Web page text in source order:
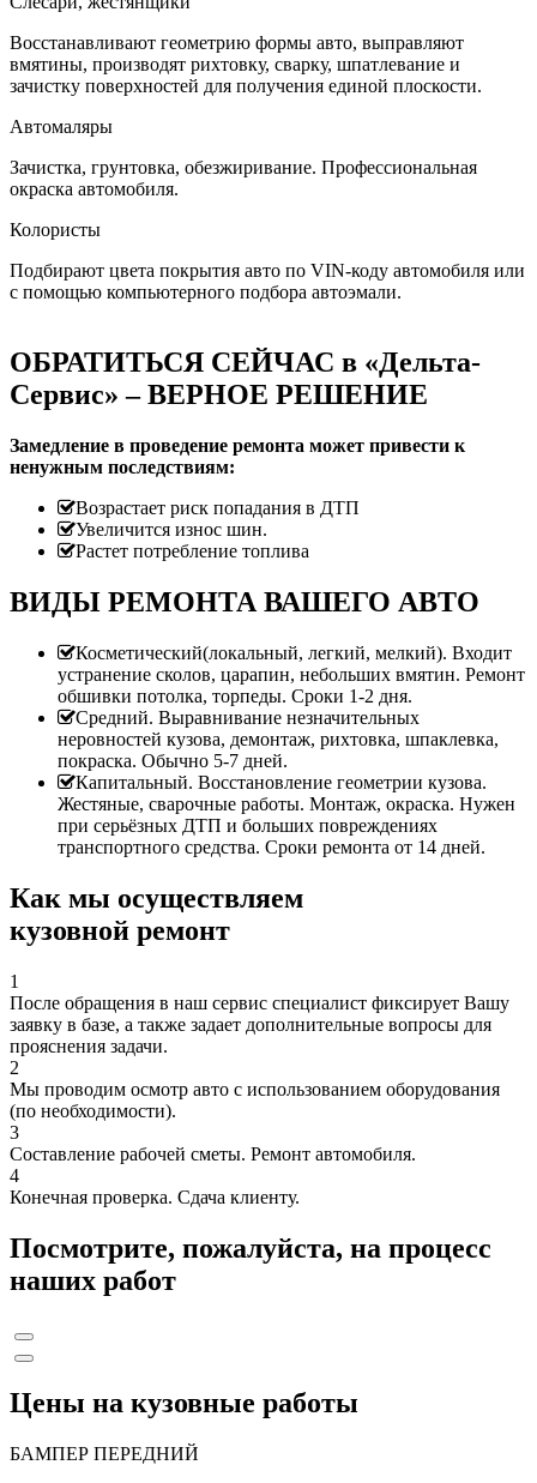
Восстанавливают геометрию формы авто, выправляют
вмятины, производят рихтовку, сварку, шпатлевание и
зачистку поверхностей для получения единой плоскости.
Автомаляры
Зачистка, грунтовка, обезжиривание. Профессиональная
окраска автомобиля.
Колористы
Подбирают цвета покрытия авто по VIN-коду автомобиля или
с помощью компьютерного подбора автоэмали.
ОБРАТИТЬСЯ СЕЙЧАС в «Дельта-
Сервис» – ВЕРНОЕ РЕШЕНИЕ
Замедление в проведение ремонта может привести к
ненужным последствиям:
Возрастает риск попадания в ДТП
Увеличится износ шин.
Растет потребление топлива
ВИДЫ РЕМОНТА ВАШЕГО АВТО
Косметический(локальный, легкий, мелкий). Входит
устранение сколов, царапин, небольших вмятин. Ремонт
обшивки потолка, торпеды. Сроки 1-2 дня.
Средний. Выравнивание незначительных
неровностей кузова, демонтаж, рихтовка, шпаклевка,
покраска. Обычно 5-7 дней.
Капитальный. Восстановление геометрии кузова.
Жестяные, сварочные работы. Монтаж, окраска. Нужен
при серьёзных ДТП и больших повреждениях
транспортного средства. Сроки ремонта от 14 дней.
Как мы осуществляем
кузовной ремонт
1
После обращения в наш сервис специалист фиксирует Вашу
заявку в базе, а также задает дополнительные вопросы для
прояснения задачи.
2
Мы проводим осмотр авто с использованием оборудования
(по необходимости).
3
Составление рабочей сметы. Ремонт автомобиля.
4
Конечная проверка. Сдача клиенту.
Посмотрите, пожалуйста, на процесс
наших работ
Цены на кузовные работы
БАМПЕР ПЕРЕДНИЙ